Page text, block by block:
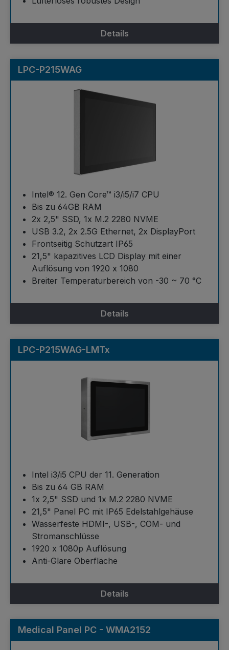
Details
LPC-P215WAG
Intel® 12. Gen Core™ i3/i5/i7 CPU
Bis zu 64GB RAM
2x 2,5" SSD, 1x M.2 2280 NVME
USB 3.2, 2x 2.5G Ethernet, 2x DisplayPort
Frontseitig Schutzart IP65
21,5" kapazitives LCD Display mit einer
Auflösung von 1920 x 1080
Breiter Temperaturbereich von -30 ~ 70 °C
Details
LPC-P215WAG-LMTx
Intel i3/i5 CPU der 11. Generation
Bis zu 64 GB RAM
1x 2,5" SSD und 1x M.2 2280 NVME
21,5" Panel PC mit IP65 Edelstahlgehäuse
Wasserfeste HDMI-, USB-, COM- und
Stromanschlüsse
1920 x 1080p Auflösung
Anti-Glare Oberfläche
Details
Medical Panel PC - WMA2152